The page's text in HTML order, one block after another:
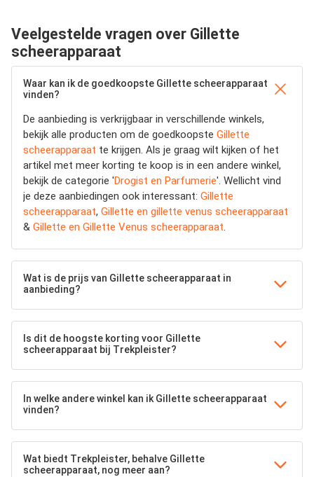
Veelgestelde vragen over Gillette
scheerapparaat
Waar kan ik de goedkoopste Gillette scheerapparaat
vinden?
De aanbieding is verkrijgbaar in verschillende winkels,
bekijk alle producten om de goedkoopste Gillette
scheerapparaat te krijgen. Als je graag wilt kijken of het
artikel met meer korting te koop is in een andere winkel,
bekijk de categorie 'Drogist en Parfumerie'. Wellicht vind
je deze aanbiedingen ook interessant: Gillette
scheerapparaat, Gillette en gillette venus scheerapparaat
& Gillette en Gillette Venus scheerapparaat.
Wat is de prijs van Gillette scheerapparaat in
aanbieding?
Is dit de hoogste korting voor Gillette
scheerapparaat bij Trekpleister?
In welke andere winkel kan ik Gillette scheerapparaat
vinden?
Wat biedt Trekpleister, behalve Gillette
scheerapparaat, nog meer aan?